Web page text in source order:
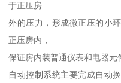
于正压房
外的压力，形成微正压的小
正压房内，
保证房内装普通仪表和电器元
自动控制系统主要完成自动